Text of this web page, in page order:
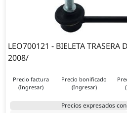
LEO700121 - BIELETA TRASERA
2008/
Precio factura
(Ingresar)
Precio bonificado
(Ingresar)
Precios expresados